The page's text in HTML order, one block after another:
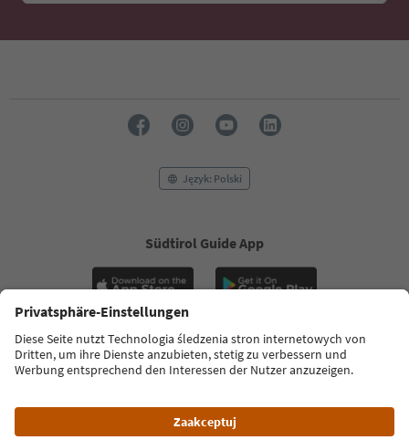
Język: Polski
Südtirol Guide App
FAQ Dane kontaktowe Naciśnij MICE
Polityka prywatności
Ułatwieniach dostępu